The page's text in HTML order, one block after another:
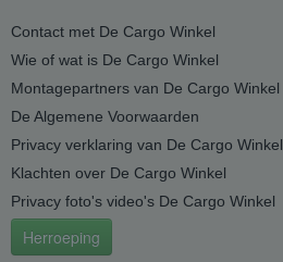
Contact met De Cargo Winkel
Wie of wat is De Cargo Winkel
Montagepartners van De Cargo Winkel
De Algemene Voorwaarden
Privacy verklaring van De Cargo Winkel
Klachten over De Cargo Winkel
Privacy foto's video's De Cargo Winkel
Herroeping